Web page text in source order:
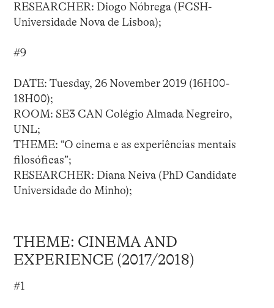
RESEARCHER: Diogo Nóbrega (FCSH-
Universidade Nova de Lisboa);
#9
DATE: Tuesday, 26 November 2019 (16H00-
18H00);
ROOM: SE3 CAN Colégio Almada Negreiro,
UNL;
THEME: “O cinema e as experiências mentais
filosóficas”;
RESEARCHER: Diana Neiva (PhD Candidate
Universidade do Minho);
THEME: CINEMA AND
EXPERIENCE (2017/2018)
#1